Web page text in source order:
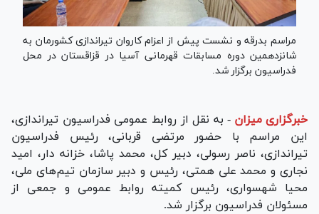
مراسم بدرقه و نشست پیش از اعزام کاروان تیراندازی کشورمان به
شانزدهمین دوره مسابقات قهرمانی آسیا در قزاقستان در محل
فدراسیون برگزار شد.
خبرگزاری میزان - به نقل از روابط عمومی فدراسیون تیراندازی،
این مراسم با حضور مرتضی قربانی، رئیس فدراسیون
تیراندازی، ناصر رسولی، دبیر کل، محمد پاشا، خزانه دار، امید
نجاری و محمد علی همتی، رئیس و دبیر سازمان تیم‌های ملی،
محیا شهسواری، رئیس کمیته روابط عمومی و جمعی از
مسئولان فدراسیون برگزار شد.